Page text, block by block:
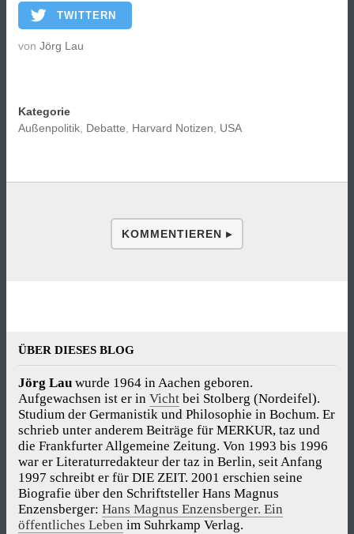
TWITTERN
von Jörg Lau
Kategorie
Außenpolitik, Debatte, Harvard Notizen, USA
KOMMENTIEREN ▸
ÜBER DIESES BLOG
Jörg Lau wurde 1964 in Aachen geboren.
Aufgewachsen ist er in Vicht bei Stolberg (Nordeifel).
Studium der Germanistik und Philosophie in Bochum. Er
schrieb unter anderem Beiträge für MERKUR, taz und
die Frankfurter Allgemeine Zeitung. Von 1993 bis 1996
war er Literaturredakteur der taz in Berlin, seit Anfang
1997 schreibt er für DIE ZEIT. 2001 erschien seine
Biografie über den Schriftsteller Hans Magnus
Enzensberger: Hans Magnus Enzensberger. Ein
öffentliches Leben im Suhrkamp Verlag.